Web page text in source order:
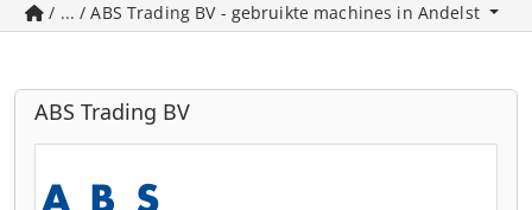
/ ... / ABS Trading BV - gebruikte machines in Andelst
ABS Trading BV